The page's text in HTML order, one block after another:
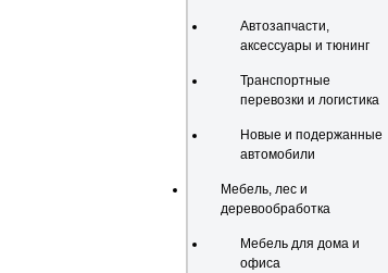
Автозапчасти,
аксессуары и тюнинг
Транспортные
перевозки и логистика
Новые и подержанные
автомобили
Мебель, лес и
деревообработка
Мебель для дома и
офиса